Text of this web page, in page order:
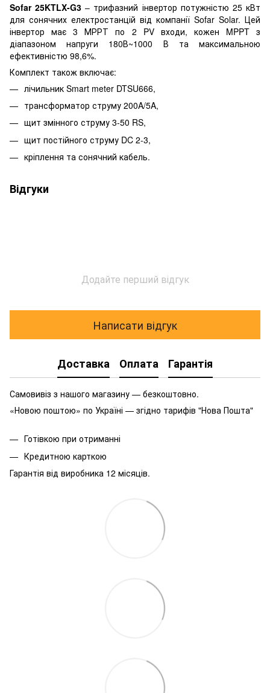
Sofar 25KTLX-G3 – трифазний інвертор потужністю 25 кВт
для сонячних електростанцій від компанії Sofar Solar. Цей
інвертор має 3 МРРТ по 2 PV входи, кожен MPPT з
діапазоном напруги 180В~1000 В та максимальною
ефективністю 98,6%.
Комплект також включає:
лічильник Smart meter DTSU666,
трансформатор струму 200A/5A,
щит змінного струму 3-50 RS,
щит постійного струму DC 2-3,
кріплення та сонячний кабель.
Відгуки
Додайте перший відгук
Написати відгук
Доставка Оплата Гарантія
Самовивіз з нашого магазину — безкоштовно.
«Новою поштою» по Україні — згідно тарифів "Нова Пошта"
Готівкою при отриманні
Кредитною карткою
Гарантія від виробника 12 місяців.